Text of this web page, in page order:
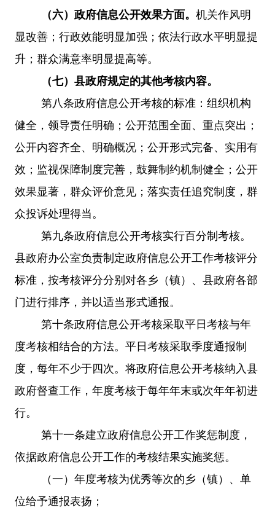
（六）政府信息公开效果方面。 机关作风明
显改善；行政效能明显加强；依法行政水平明显提
升；群众满意率明显提高等。
（七）县政府规定的其他考核内容。
第八条政府信息公开考核的标准：组织机构
健全，领导责任明确；公开范围全面、重点突出；
公开内容齐全、明确概况；公开形式完备、实用有
效；监视保障制度完善，鼓舞制约机制健全；公开
效果显著，群众评价意见；落实责任追究制度，群
众投诉处理得当。
第九条政府信息公开考核实行百分制考核。
县政府办公室负责制定政府信息公开工作考核评分
标准，按考核评分分别对各乡（镇）、县政府各部
门进行排序，并以适当形式通报。
第十条政府信息公开考核采取平日考核与年
度考核相结合的方法。平日考核采取季度通报制
度，每年不少于四次。将政府信息公开考核纳入县
政府督查工作，年度考核于每年年末或次年年初进
行。
第十一条建立政府信息公开工作奖惩制度，
依据政府信息公开工作的考核结果实施奖惩。
（一）年度考核为优秀等次的乡（镇）、单
位给予通报表扬；